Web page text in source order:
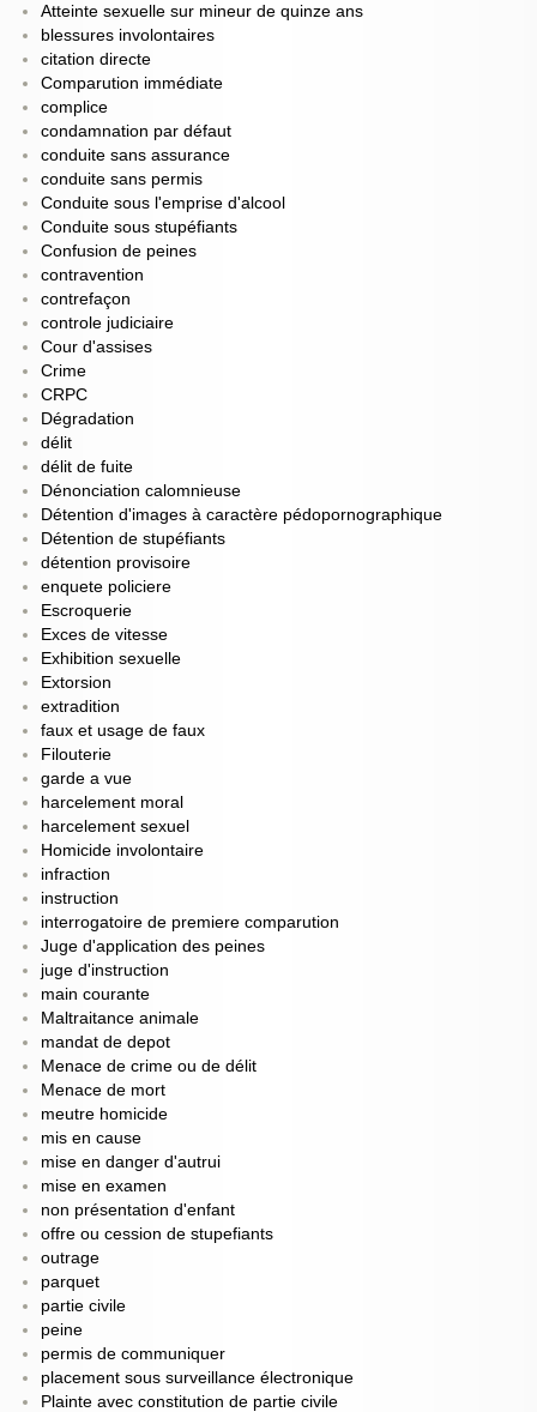
Atteinte sexuelle sur mineur de quinze ans
blessures involontaires
citation directe
Comparution immédiate
complice
condamnation par défaut
conduite sans assurance
conduite sans permis
Conduite sous l'emprise d'alcool
Conduite sous stupéfiants
Confusion de peines
contravention
contrefaçon
controle judiciaire
Cour d'assises
Crime
CRPC
Dégradation
délit
délit de fuite
Dénonciation calomnieuse
Détention d'images à caractère pédopornographique
Détention de stupéfiants
détention provisoire
enquete policiere
Escroquerie
Exces de vitesse
Exhibition sexuelle
Extorsion
extradition
faux et usage de faux
Filouterie
garde a vue
harcelement moral
harcelement sexuel
Homicide involontaire
infraction
instruction
interrogatoire de premiere comparution
Juge d'application des peines
juge d'instruction
main courante
Maltraitance animale
mandat de depot
Menace de crime ou de délit
Menace de mort
meutre homicide
mis en cause
mise en danger d'autrui
mise en examen
non présentation d'enfant
offre ou cession de stupefiants
outrage
parquet
partie civile
peine
permis de communiquer
placement sous surveillance électronique
Plainte avec constitution de partie civile